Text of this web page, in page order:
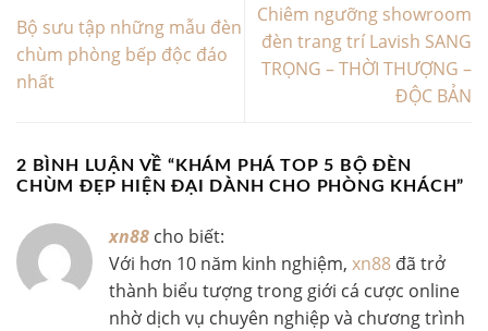
Bộ sưu tập những mẫu đèn
chùm phòng bếp độc đáo
nhất
Chiêm ngưỡng showroom
đèn trang trí Lavish SANG
TRỌNG – THỜI THƯỢNG –
ĐỘC BẢN
2 BÌNH LUẬN VỀ “ KHÁM PHÁ TOP 5 BỘ ĐÈN
CHÙM ĐẸP HIỆN ĐẠI DÀNH CHO PHÒNG KHÁCH”
xn88 cho biết:
Với hơn 10 năm kinh nghiệm, xn88 đã trở
thành biểu tượng trong giới cá cược online
nhờ dịch vụ chuyên nghiệp và chương trình